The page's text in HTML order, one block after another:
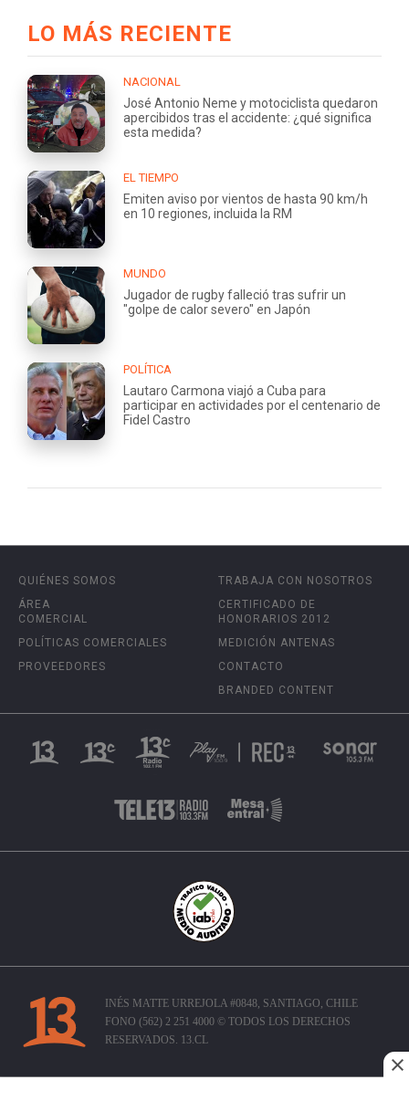
LO MÁS RECIENTE
NACIONAL
José Antonio Neme y motociclista quedaron
apercibidos tras el accidente: ¿qué significa
esta medida?
EL TIEMPO
Emiten aviso por vientos de hasta 90 km/h
en 10 regiones, incluida la RM
MUNDO
Jugador de rugby falleció tras sufrir un
"golpe de calor severo" en Japón
POLÍTICA
Lautaro Carmona viajó a Cuba para
participar en actividades por el centenario de
Fidel Castro
QUIÉNES SOMOS
ÁREA
COMERCIAL
POLÍTICAS COMERCIALES
PROVEEDORES
TRABAJA CON NOSOTROS
CERTIFICADO DE
HONORARIOS 2012
MEDICIÓN ANTENAS
CONTACTO
BRANDED CONTENT
INÉS MATTE URREJOLA #0848, SANTIAGO, CHILE
FONO (562) 2 251 4000 © TODOS LOS DERECHOS
RESERVADOS. 13.CL